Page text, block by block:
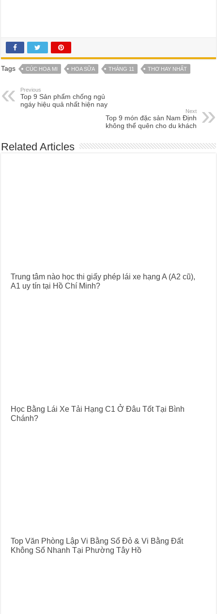
Tags CÚC HOẠ MI HOA SỮA THÁNG 11 THƠ HAY NHẤT
Previous
Top 9 Sản phẩm chống ngủ
ngáy hiệu quả nhất hiện nay
Next
Top 9 món đặc sản Nam Định
không thể quên cho du khách
Related Articles
Trung tâm nào học thi giấy phép lái xe hạng A (A2 cũ),
A1 uy tín tại Hồ Chí Minh?
Học Bằng Lái Xe Tải Hạng C1 Ở Đâu Tốt Tại Bình
Chánh?
Top Văn Phòng Lập Vi Bằng Sổ Đỏ & Vi Bằng Đất
Không Sổ Nhanh Tại Phường Tây Hồ